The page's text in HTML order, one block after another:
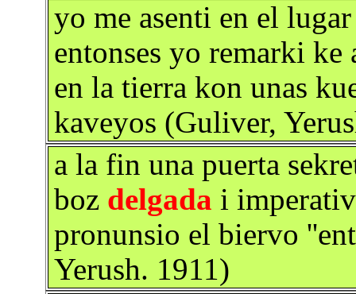
yo me asenti en el
entonses yo remarki
en la tierra kon unas
kaveyos (Guliver,
a la fin una puerta
boz delgada i
pronunsio el biervo
Yerush. 1911)